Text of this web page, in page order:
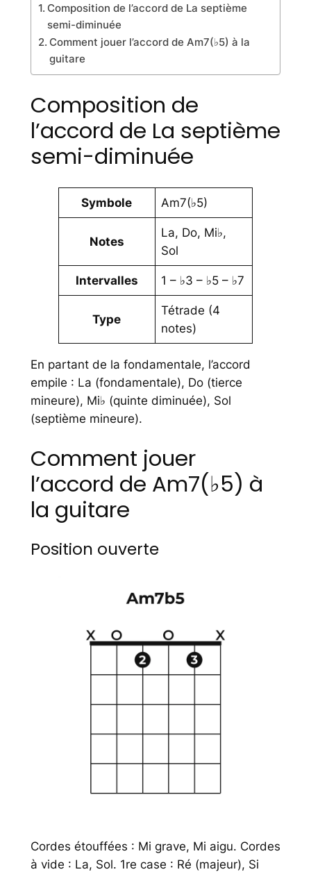
Composition de l’accord de La septième
semi-diminuée
Comment jouer l’accord de Am7(♭5) à la
guitare
Composition de
l’accord de La septième
semi-diminuée
Symbole Am7(♭5)
Notes
La, Do, Mi♭,
Sol
Intervalles 1 – ♭3 – ♭5 – ♭7
Type
Tétrade (4
notes)
En partant de la fondamentale, l’accord
empile : La (fondamentale), Do (tierce
mineure), Mi♭ (quinte diminuée), Sol
(septième mineure).
Comment jouer
l’accord de Am7(♭5) à
la guitare
Position ouverte
Cordes étouffées : Mi grave, Mi aigu. Cordes
à vide : La, Sol. 1re case : Ré (majeur), Si